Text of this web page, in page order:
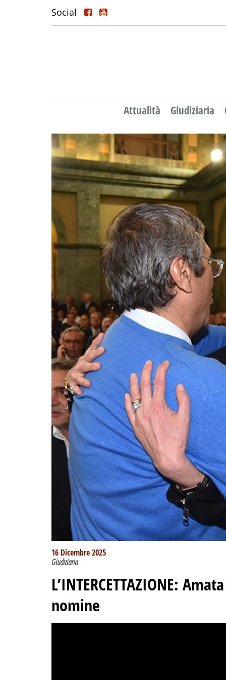
Social
Attualità Giudiziaria
16 Dicembre 2025
Giudiziaria
L’INTERCETTAZIONE:
nomine